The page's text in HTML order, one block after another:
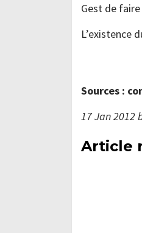
Gest de faire
L’existence
Sources :
17 Jan 2012
Article